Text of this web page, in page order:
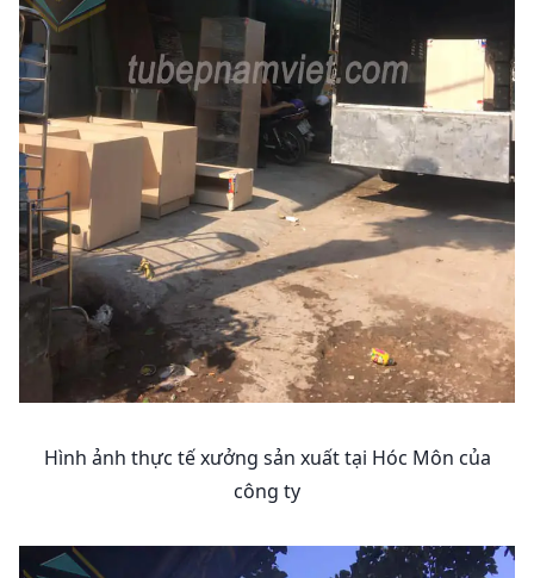
Hình ảnh thực tế xưởng sản xuất tại Hóc Môn của
công ty